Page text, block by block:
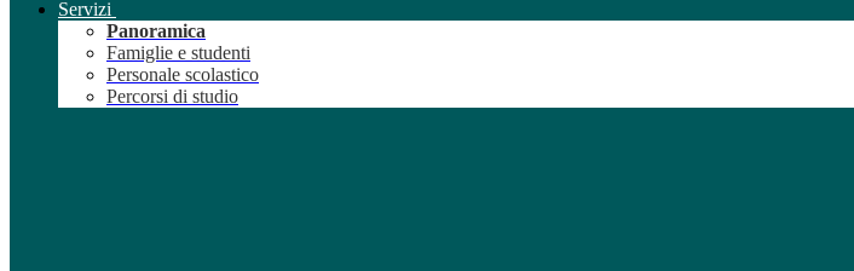
Servizi
Panoramica
Famiglie e studenti
Personale scolastico
Percorsi di studio